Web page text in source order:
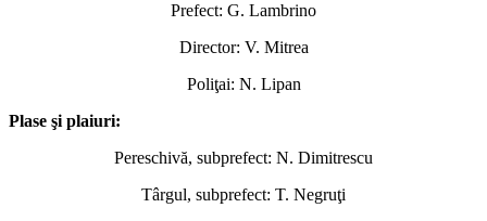
Prefect: G. Lambrino
Director: V. Mitrea
Poliţai: N. Lipan
Plase şi plaiuri:
Pereschivă, subprefect: N. Dimitrescu
Târgul, subprefect: T. Negruţi